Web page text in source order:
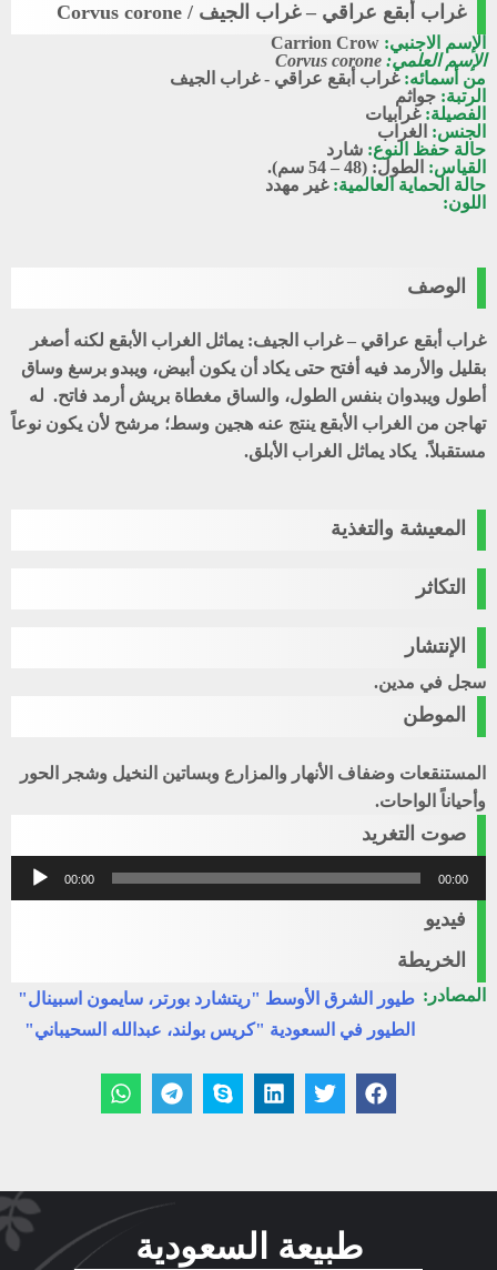
غراب أبقع عراقي – غراب الجيف / Corvus corone
الإسم الاجنبي: Carrion Crow
الإسم العلمي: Corvus corone
من أسمائه:غراب أبقع عراقي - غراب الجيف
الرتبة: جواثم
الفصيلة:غرابيات
الجنس: الغراب
حالة حفظ النوع: شارد
القياس: الطول: (48 – 54 سم).
حالة الحماية العالمية:غير مهدد
اللون:
الوصف
غراب أبقع عراقي – غراب الجيف: يماثل الغراب الأبقع لكنه أصغر
بقليل والأرمد فيه أفتح حتى يكاد أن يكون أبيض، ويبدو برسغ وساق
أطول ويبدوان بنفس الطول، والساق مغطاة بريش أرمد فاتح. له
تهاجن من الغراب الأبقع ينتج عنه هجين وسط؛ مرشح لأن يكون نوعاً
مستقبلاً. يكاد يماثل الغراب الأبلق.
المعيشة والتغذية
التكاثر
الإنتشار
سجل في مدين.
الموطن
المستنقعات وضفاف الأنهار والمزارع وبساتين النخيل وشجر الحور
وأحياناً الواحات.
صوت التغريد
مشغل
الصوت
00:00 00:00
فيديو
الخريطة
المصادر: طيور الشرق الأوسط "ريتشارد بورتر، سايمون اسبينال"
الطيور في السعودية "كريس بولند، عبدالله السحيباني"
طبيعة السعودية